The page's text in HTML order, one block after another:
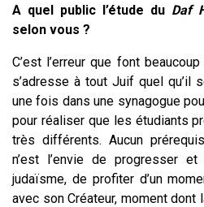
A quel public l’étude du Daf
selon vous ?
C’est l’erreur que font
s’adresse à tout Juif quel
une fois dans une synagogue
pour réaliser que les étudiants
très différents. Aucun
n’est l’envie de progresser
judaïsme, de profiter d’un
avec son Créateur, moment dont